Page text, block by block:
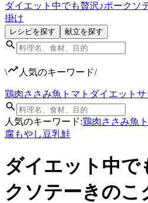
ダイエット中でも贅沢♪ポークソ
掛け
レシピを探す 献立を探す
\ 人気のキーワード/
鶏肉ささみ魚 トマト ダイエット サ
人気のキーワード:鶏肉ささみ魚
腐もやし豆乳鮭
ダイエット中で
クソテーきのこ